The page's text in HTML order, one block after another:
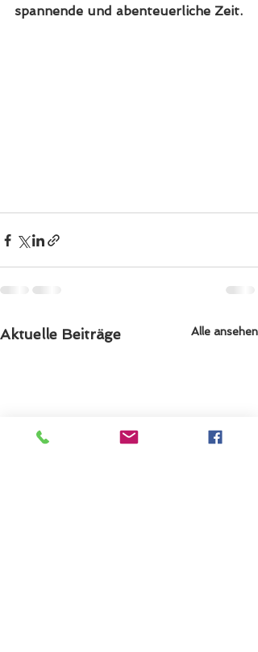
spannende und abenteuerliche Zeit.
Aktuelle Beiträge Alle ansehen